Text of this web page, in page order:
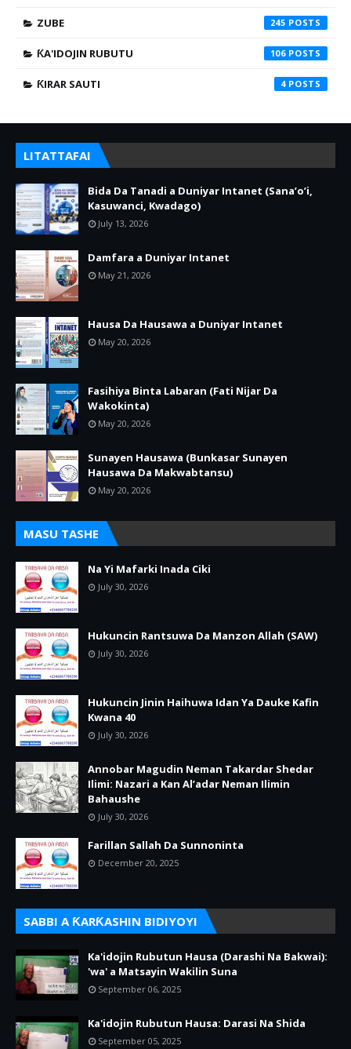
ZUBE 245
ƘA'IDOJIN RUBUTU 106
ƘIRAR SAUTI 4
LITATTAFAI
Bida Da Tanadi a Duniyar Intanet (Sana’o’i,
Kasuwanci, Kwadago)
July 13, 2026
Damfara a Duniyar Intanet
May 21, 2026
Hausa Da Hausawa a Duniyar Intanet
May 20, 2026
Fasihiya Binta Labaran (Fati Nijar Da
Wakokinta)
May 20, 2026
Sunayen Hausawa (Bunkasar Sunayen
Hausawa Da Makwabtansu)
May 20, 2026
MASU TASHE
Na Yi Mafarki Inada Ciki
July 30, 2026
Hukuncin Rantsuwa Da Manzon Allah (SAW)
July 30, 2026
Hukuncin Jinin Haihuwa Idan Ya Dauke Kafin
Kwana 40
July 30, 2026
Annobar Magudin Neman Takardar Shedar
Ilimi: Nazari a Kan Al’adar Neman Ilimin
Bahaushe
July 30, 2026
Farillan Sallah Da Sunnoninta
December 20, 2025
SABBI A ƘARƘASHIN BIDIYOYI
Ka'idojin Rubutun Hausa (Darashi Na Bakwai):
'wa' a Matsayin Wakilin Suna
September 06, 2025
Ka'idojin Rubutun Hausa: Darasi Na Shida
September 05, 2025